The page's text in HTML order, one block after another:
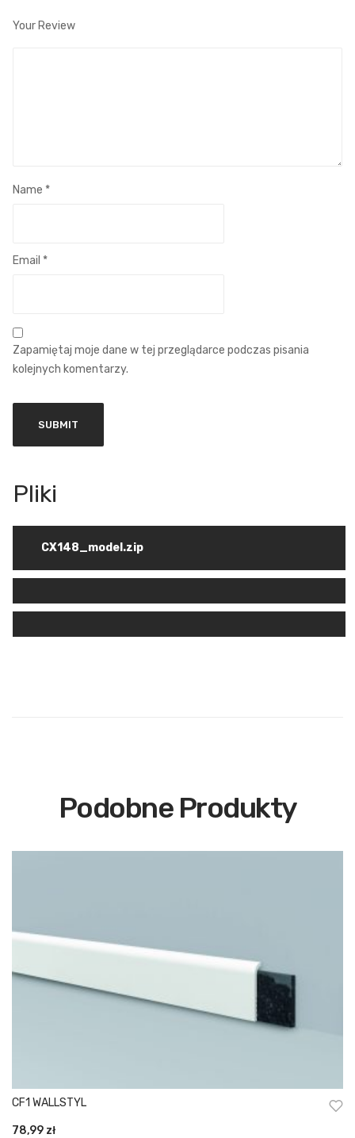
Your Review
Name *
Email *
Zapamiętaj moje dane w tej przeglądarce podczas pisania
kolejnych komentarzy.
CX148_model.zip
Podobne Produkty
CF1 WALLSTYL
78,99 zł